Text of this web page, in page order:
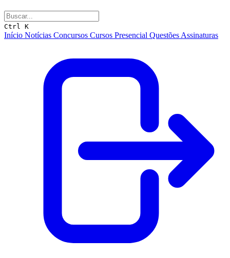
Ctrl K
Início Notícias Concursos Cursos Presencial Questões Assinaturas